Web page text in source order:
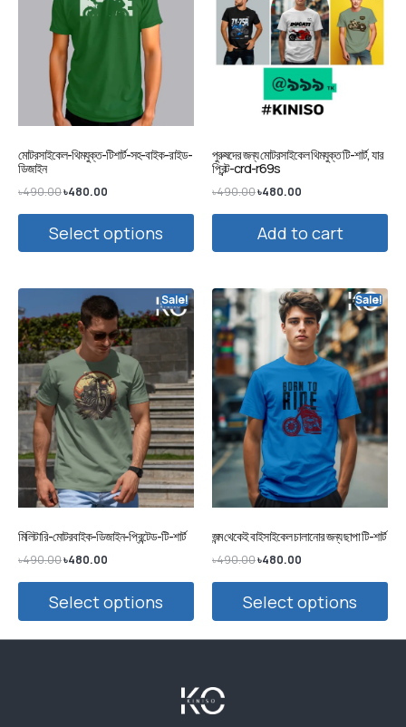
মোটরসাইকেল-থিমযুক্ত-টিশার্ট-সহ-বাইক-রাইড-
ডিজাইন
৳490.00৳480.00
Select options
পুরুষদের জন্য মোটরসাইকেল থিমযুক্ত টি-শার্ট, যার
প্রিন্ট-crd-r69s
৳490.00৳480.00
Add to cart
Sale!
মিলিটারি-মোটরবাইক-ডিজাইন-প্রিন্টেড-টি-শার্ট
৳490.00৳480.00
Select options
Sale!
জন্ম থেকেই বাইসাইকেল চালানোর জন্য ছাপা টি-শার্ট
৳490.00৳480.00
Select options